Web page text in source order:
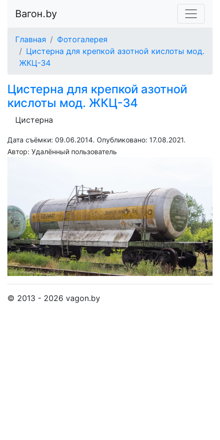
Вагон.by
Главная
Фотогалерея
Цистерна для крепкой азотной кислоты мод.
ЖКЦ-34
Цистерна для крепкой азотной
кислоты мод. ЖКЦ-34
Цистерна
Дата съёмки: 09.06.2014. Опубликовано: 17.08.2021.
Автор: Удалённый пользователь
© 2013 - 2026 vagon.by